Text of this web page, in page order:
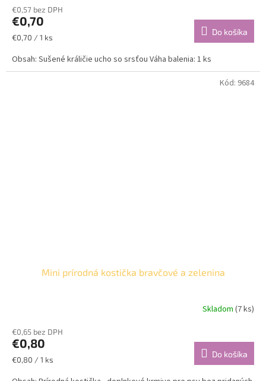
produktu
je
5,0
5
€0,57 bez DPH
€0,70
Jednotková
€0,70 / 1 ks
Do košíka
Obsah: Sušené králičie ucho so srsťou Váha balenia: 1 ks
Mini prírodná kostička bravčové a zelenina
Skladom (7 ks)
€0,65 bez DPH
€0,80
Jednotková
€0,80 / 1 ks
Do košíka
Kód: 9684